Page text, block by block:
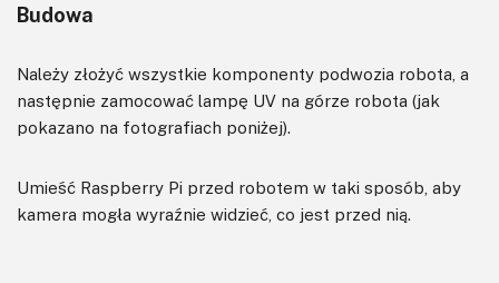
Budowa
Należy złożyć wszystkie komponenty podwozia robota, a
następnie zamocować lampę UV na górze robota (jak
pokazano na fotografiach poniżej).
Umieść Raspberry Pi przed robotem w taki sposób, aby
kamera mogła wyraźnie widzieć, co jest przed nią.